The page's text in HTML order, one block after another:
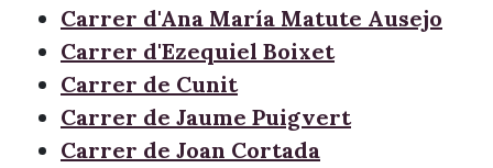
Carrer d'Ana María Matute Ausejo
Carrer d'Ezequiel Boixet
Carrer de Cunit
Carrer de Jaume Puigvert
Carrer de Joan Cortada